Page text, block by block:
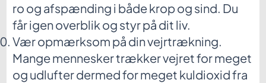
ro og afspænding i både krop og sind. Du
får igen overblik og styr på dit liv.
Vær opmærksom på din vejrtrækning.
Mange mennesker trækker vejret for meget
og udlufter dermed for meget kuldioxid fra